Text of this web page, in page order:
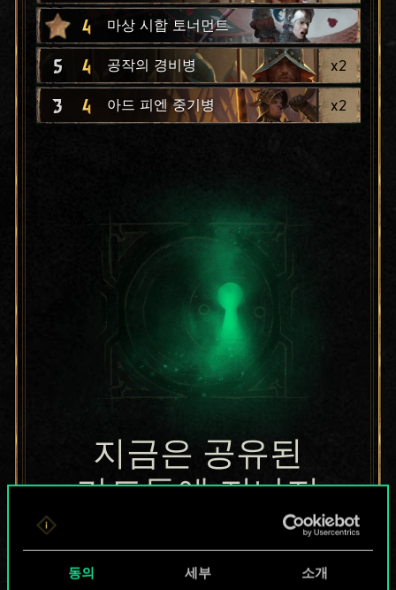
동의 세부 소개
4 마상 시합 토너먼트
5 4 공작의 경비병 x2
3 4 아드 피엔 중기병 x2
지금은 공유된
카드들에 지나지
무궁무진한